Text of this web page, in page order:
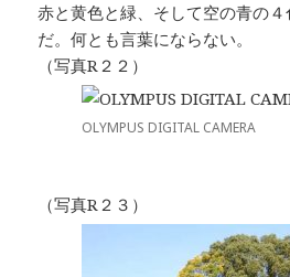
赤と黄色と緑、そして空の青の
だ。何とも言葉にならない。
（写真R２２）
OLYMPUS DIGITAL CAMERA
（写真R２３）